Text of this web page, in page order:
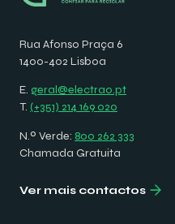
Rua Afonso Praça 6
1400-402 Lisboa
E. geral@electrao.pt
T. (+351) 214 169 020
N.º Verde: 800 262 333
Chamada Gratuita
Ver mais contactos